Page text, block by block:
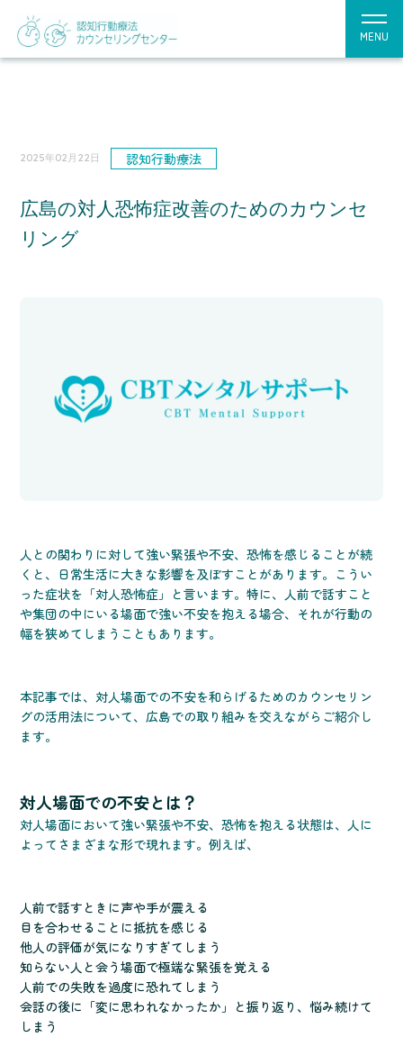
MENU
2025年02月22日 認知行動療法
広島の対人恐怖症改善のためのカウンセ
リング
人との関わりに対して強い緊張や不安、恐怖を感じることが続
くと、日常生活に大きな影響を及ぼすことがあります。こうい
った症状を「対人恐怖症」と言います。特に、人前で話すこと
や集団の中にいる場面で強い不安を抱える場合、それが行動の
幅を狭めてしまうこともあります。
本記事では、対人場面での不安を和らげるためのカウンセリン
グの活用法について、広島での取り組みを交えながらご紹介し
ます。
対人場面での不安とは？
対人場面において強い緊張や不安、恐怖を抱える状態は、人に
よってさまざまな形で現れます。例えば、
人前で話すときに声や手が震える
目を合わせることに抵抗を感じる
他人の評価が気になりすぎてしまう
知らない人と会う場面で極端な緊張を覚える
人前での失敗を過度に恐れてしまう
会話の後に「変に思われなかったか」と振り返り、悩み続けて
しまう